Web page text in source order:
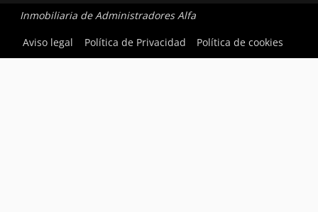
Inmobiliaria de Administradores Alfa
Aviso legal
Política de Privacidad Política de cookies